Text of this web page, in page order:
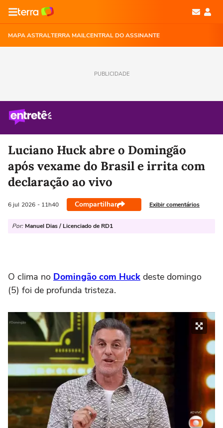
MAPA ASTRALTERRA MAILCENTRAL DO ASSINANTE
PUBLICIDADE
Luciano Huck abre o Domingão
após vexame do Brasil e irrita com
declaração ao vivo
6 jul 2026 - 11h40 Compartilhar Exibir comentários
Por: Manuel Dias / Licenciado de RD1
O clima no Domingão com Huck deste domingo
(5) foi de profunda tristeza.